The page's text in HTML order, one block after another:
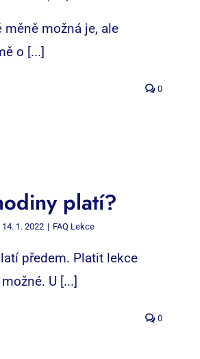
měně možná je, ale
o [...]
0
platí?
14. 1. 2022 | FAQ Lekce
předem. Platit lekce
U [...]
0